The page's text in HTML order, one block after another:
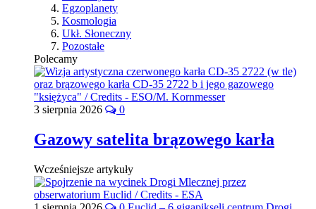
Egzoplanety
Kosmologia
Ukł. Słoneczny
Pozostałe
Polecamy
3 sierpnia 2026 0
Gazowy satelita brązowego karła
Wcześniejsze artykuły